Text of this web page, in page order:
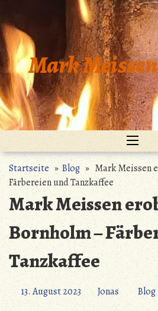
Inhalt
springen
Mark Meissen
Startseite»Blog» Mark Meissen
Färbereien und Tanzkaffee
Mark Meissen
Bornholm –
Tanzkaffee
13. August 2023 Jonas Blog